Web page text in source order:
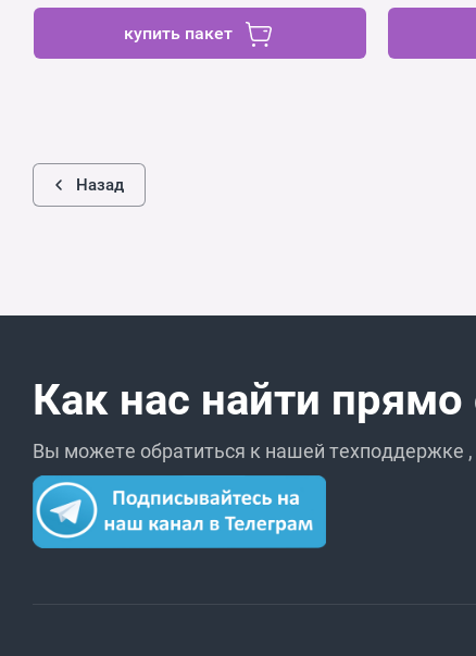
купить пакет
Назад
Как нас найти прямо
Вы можете обратиться к нашей техподдержке